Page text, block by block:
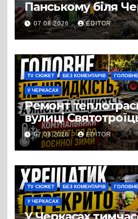
Панському біля
перетворився на
сміттєзвалище
07.08.2026 EDITOR
TV СЮЖЕТ БЕЗ КОМЕНТАРІВ ГОЛОВНЕ
У ЧЕРКАСАХ
Ремонт
вулиці
затягнувся
запланованими
Вулицю досі не
для руху
07.08.2026 EDITOR
TV СЮЖЕТ БЕЗ КОМЕНТАРІВ ГОЛОВНЕ
У ЧЕРКАСАХ
У Черкасах